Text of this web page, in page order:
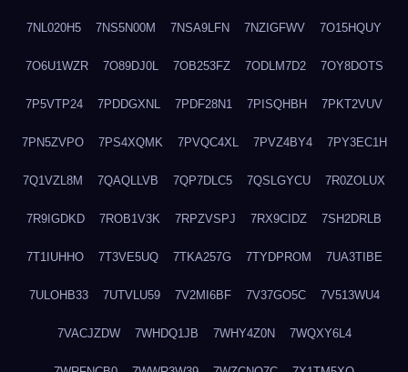
7NL020H5 7NS5N00M 7NSA9LFN 7NZIGFWV 7O15HQUY
7O6U1WZR 7O89DJ0L 7OB253FZ 7ODLM7D2 7OY8DOTS
7P5VTP24 7PDDGXNL 7PDF28N1 7PISQHBH 7PKT2VUV
7PN5ZVPO 7PS4XQMK 7PVQC4XL 7PVZ4BY4 7PY3EC1H
7Q1VZL8M 7QAQLLVB 7QP7DLC5 7QSLGYCU 7R0ZOLUX
7R9IGDKD 7ROB1V3K 7RPZVSPJ 7RX9CIDZ 7SH2DRLB
7T1IUHHO 7T3VE5UQ 7TKA257G 7TYDPROM 7UA3TIBE
7ULOHB33 7UTVLU59 7V2MI6BF 7V37GO5C 7V513WU4
7VACJZDW 7WHDQ1JB 7WHY4Z0N 7WQXY6L4